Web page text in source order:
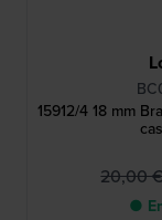
15912/4 18 mm
20,00
●